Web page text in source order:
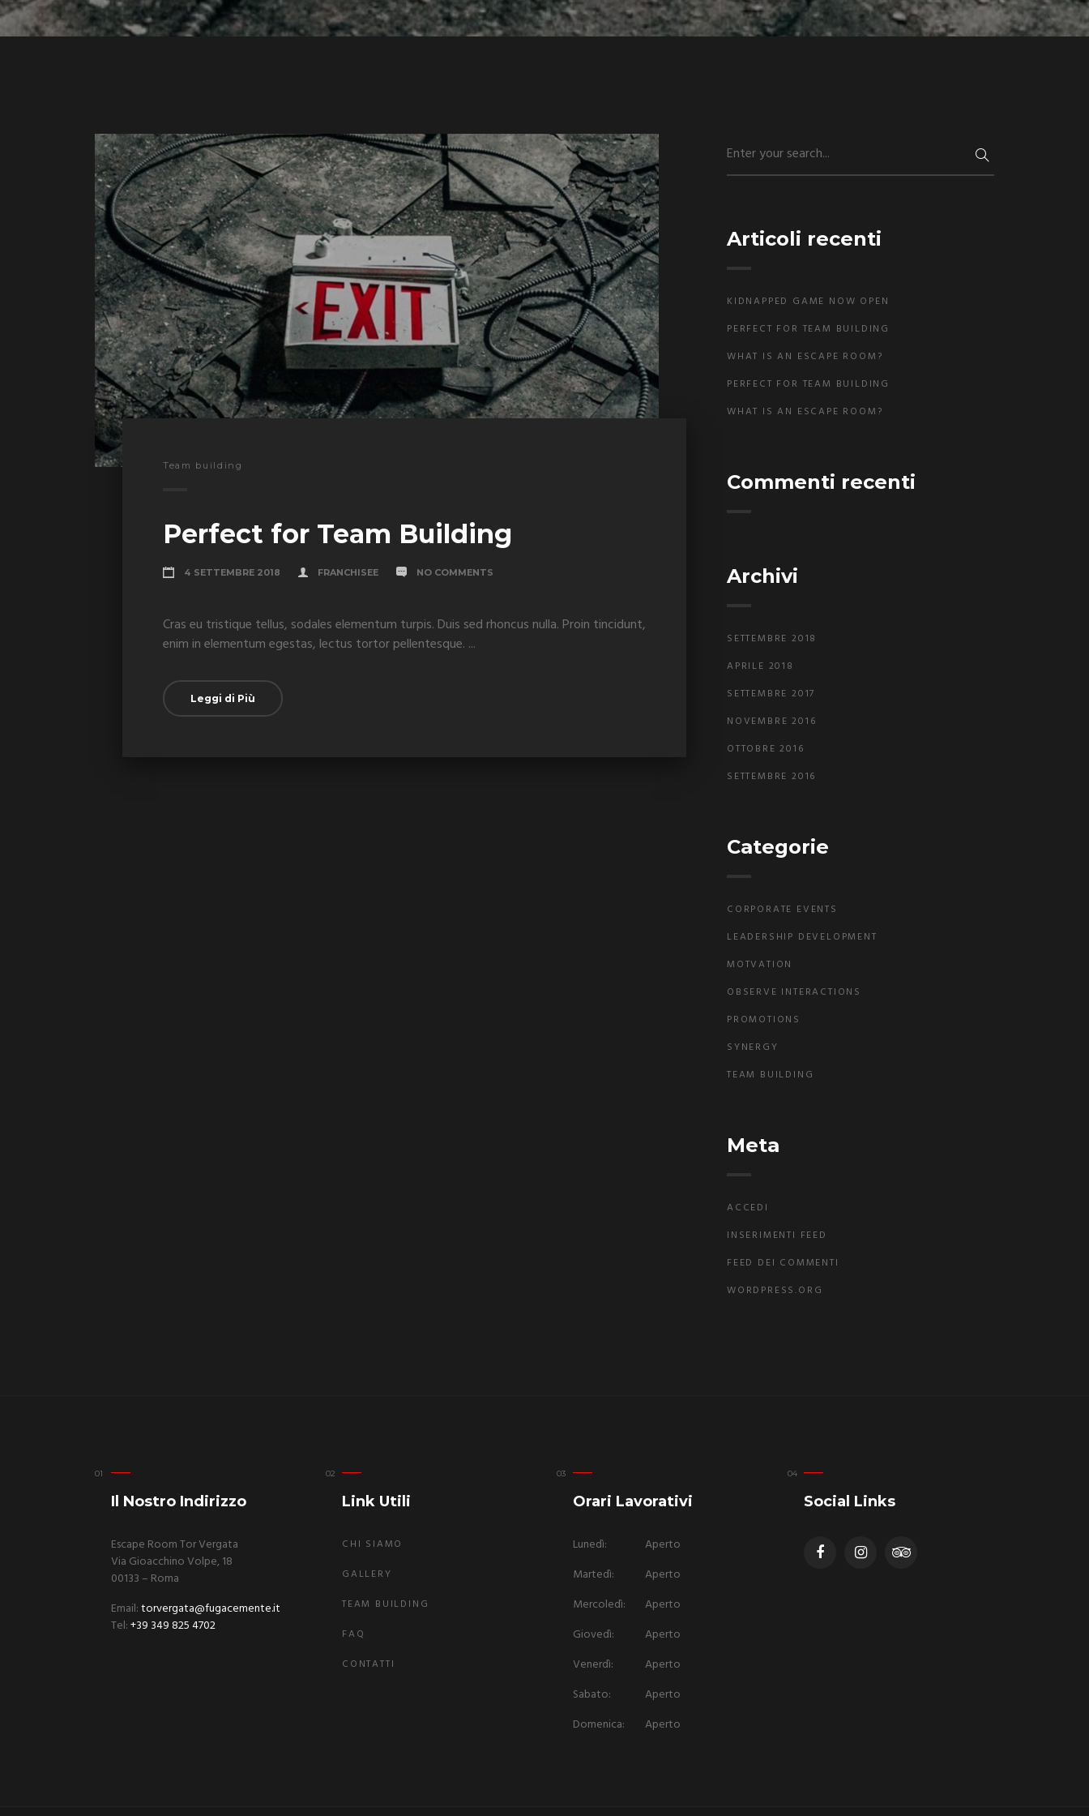
Team building
Perfect for Team Building
4 SETTEMBRE 2018 FRANCHISEE NO COMMENTS
Cras eu tristique tellus, sodales elementum turpis. Duis sed rhoncus nulla. Proin tincidunt,
enim in elementum egestas, lectus tortor pellentesque. ...
Leggi di Più
Articoli recenti
KIDNAPPED GAME NOW OPEN
PERFECT FOR TEAM BUILDING
WHAT IS AN ESCAPE ROOM?
PERFECT FOR TEAM BUILDING
WHAT IS AN ESCAPE ROOM?
Commenti recenti
Archivi
SETTEMBRE 2018
APRILE 2018
SETTEMBRE 2017
NOVEMBRE 2016
OTTOBRE 2016
SETTEMBRE 2016
Categorie
CORPORATE EVENTS
LEADERSHIP DEVELOPMENT
MOTVATION
OBSERVE INTERACTIONS
PROMOTIONS
SYNERGY
TEAM BUILDING
Meta
ACCEDI
INSERIMENTI FEED
FEED DEI COMMENTI
WORDPRESS.ORG
Il Nostro Indirizzo
Escape Room Tor Vergata
Via Gioacchino Volpe, 18
00133 – Roma
Email:torvergata@fugacemente.it
Tel:+39 349 825 4702
Link Utili
CHI SIAMO
GALLERY
TEAM BUILDING
FAQ
CONTATTI
Orari Lavorativi
Lunedì:
Aperto
Martedì:
Aperto
Mercoledì:
Aperto
Giovedì:
Aperto
Venerdì:
Aperto
Sabato:
Aperto
Domenica:
Aperto
Social Links